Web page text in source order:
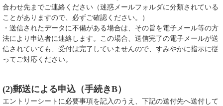
合わせ先までご連絡ください（迷惑メールフォルダに分類されている
ことがありますので、必ずご確認ください。）
・送信されたデータに不備がある場合は、その旨を電子メール等の方
法により申込者に連絡します。この場合、送信完了の電子メールが送
信されていても、受付は完了していませんので、すみやかに指示に従
ってご対応ください。
(2)郵送による申込（手続きB）
エントリーシートに必要事項を記入のうえ、下記の送付先へ送付して